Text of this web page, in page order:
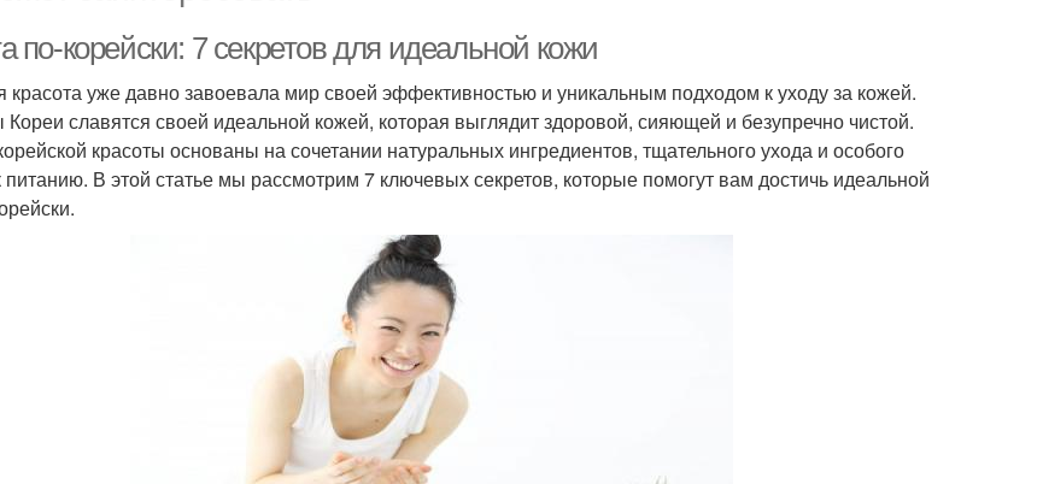
по-корейски: 7 секретов для идеальной кожи
красота уже давно завоевала мир своей эффективностью и уникальным подходом к уходу за кожей.
славятся своей идеальной кожей, которая выглядит здоровой, сияющей и безупречно чистой.
красоты основаны на сочетании натуральных ингредиентов, тщательного ухода и особого
питанию. В этой статье мы рассмотрим 7 ключевых секретов, которые помогут вам достичь идеальной